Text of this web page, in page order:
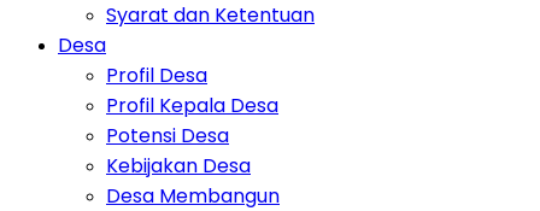
Syarat dan Ketentuan
Desa
Profil Desa
Profil Kepala Desa
Potensi Desa
Kebijakan Desa
Desa Membangun